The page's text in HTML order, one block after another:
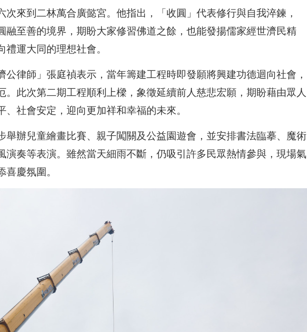
次來到二林萬合廣懿宮。他指出，「收圓」代表修行與自我淬鍊，
融至善的境界，期盼大家修習佛道之餘，也能發揚儒家經世濟民精
運大同的理想社會。
公律師」張庭禎表示，當年籌建工程時即發願將興建功德迴向社會，
。此次第二期工程順利上樑，象徵延續前人慈悲宏願，期盼藉由眾人
、社會安定，迎向更加祥和幸福的未來。
舉辦兒童繪畫比賽、親子闖關及公益園遊會，並安排書法臨摹、魔術
演奏等表演。雖然當天細雨不斷，仍吸引許多民眾熱情參與，現場氣
慶氛圍。